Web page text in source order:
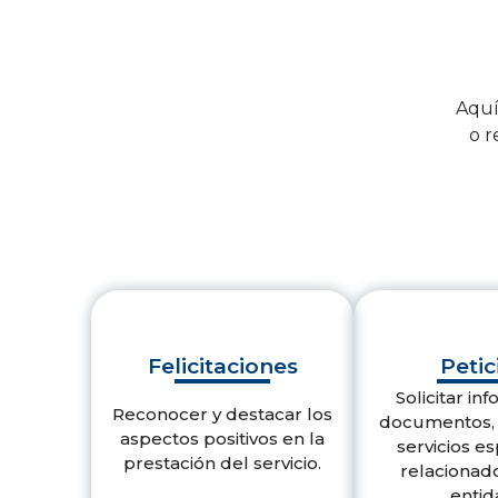
o
Felicitaciones
Reconocer y destacar los
aspectos positivos en la
prestación del servicio.
Solicitar
documentos,
servicios